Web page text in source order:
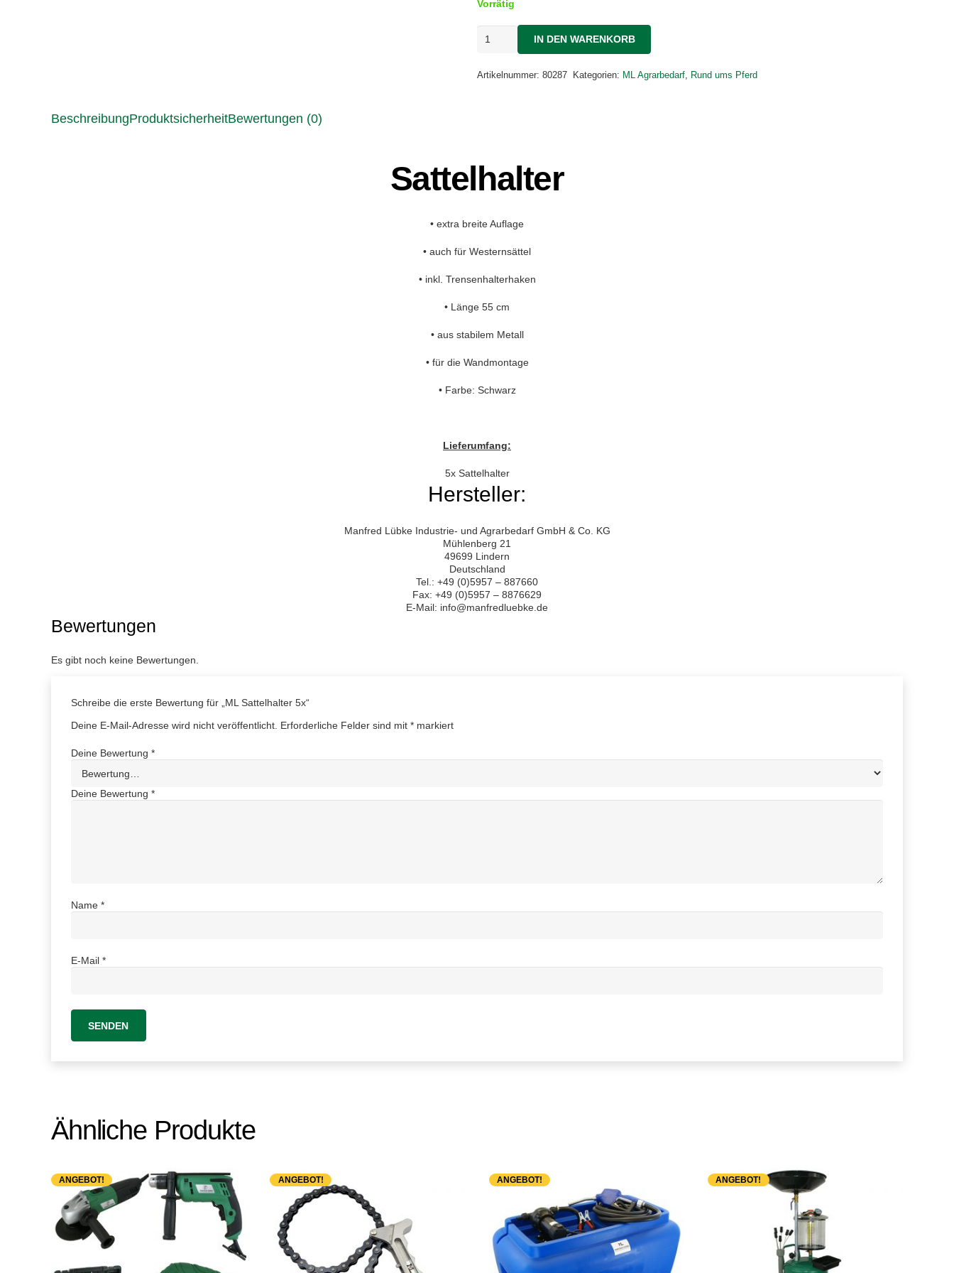
Vorrätig
Sattelhalter
Menge
IN DEN WARENKORB
Artikelnummer: 80287 Kategorien: ML Agrarbedarf, Rund ums Pferd
BeschreibungProduktsicherheitBewertungen (0)
Sattelhalter
• extra breite Auflage
• auch für Westernsättel
• inkl. Trensenhalterhaken
• Länge 55 cm
• aus stabilem Metall
• für die Wandmontage
• Farbe: Schwarz
Lieferumfang:
5x Sattelhalter
Hersteller:
Manfred Lübke Industrie- und Agrarbedarf GmbH & Co. KG
Mühlenberg 21
49699 Lindern
Deutschland
Tel.: +49 (0)5957 – 887660
Fax: +49 (0)5957 – 8876629
E-Mail: info@manfredluebke.de
Bewertungen
Es gibt noch keine Bewertungen.
Schreibe die erste Bewertung für „ML Sattelhalter 5x“
Deine E-Mail-Adresse wird nicht veröffentlicht. Erforderliche Felder sind mit * markiert
Deine Bewertung *
Deine Bewertung *
Name *
E-Mail *
Ähnliche Produkte
ANGEBOT! ANGEBOT! ANGEBOT! ANGEBOT!